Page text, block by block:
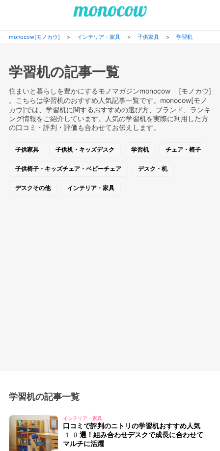
monocow[モノカウ] > インテリア・家具> 子供家具> 学習机
学習机の記事一覧
住まいと暮らしを豊かにするモノマガジンmonocow [モノカウ]
。こちらは学習机のおすすめ人気記事一覧です。monocow[モノ
カウ]では、学習机に関するおすすめの選び方、ブランド、ランキ
ング情報をご紹介しています。人気の学習机を実際に利用した方
の口コミ・評判・評価も合わせてお伝えします。
子供家具 子供机・キッズデスク 学習机 チェア・椅子
子供椅子・キッズチェア・ベビーチェア デスク・机
デスクその他 インテリア・家具
学習机の記事一覧
インテリア・家具
口コミで評判のニトリの学習机おすすめ人気
10選！組み合わせデスクで成長に合わせて
マルチに活躍